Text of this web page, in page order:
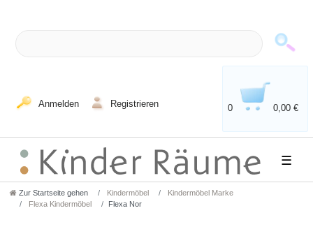
Anmelden Registrieren 0 0,00 €
☰
Zur Startseite gehen Kindermöbel
Kindermöbel Marke
Flexa Kindermöbel
Flexa Nor